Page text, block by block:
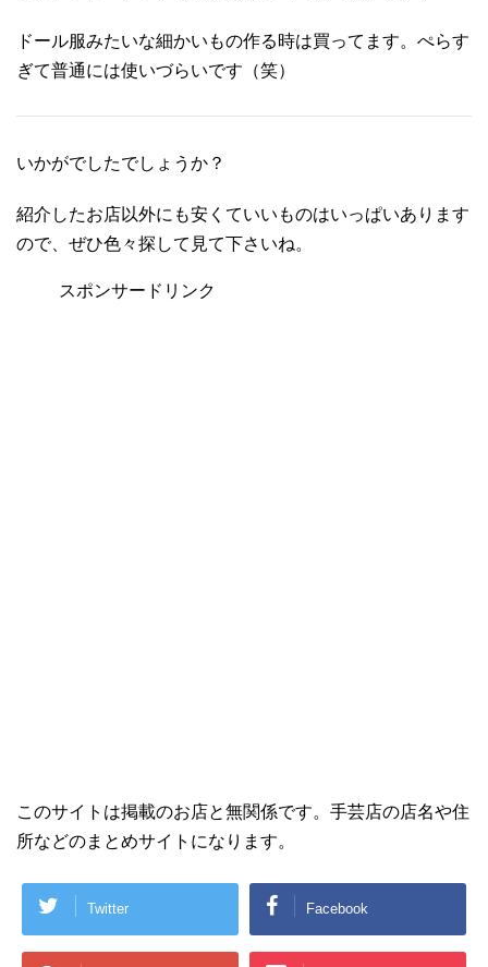
ドール服みたいな細かいもの作る時は買ってます。ぺらす
ぎて普通には使いづらいです（笑）
いかがでしたでしょうか？
紹介したお店以外にも安くていいものはいっぱいあります
ので、ぜひ色々探して見て下さいね。
スポンサードリンク
このサイトは掲載のお店と無関係です。手芸店の店名や住
所などのまとめサイトになります。
Twitter Facebook